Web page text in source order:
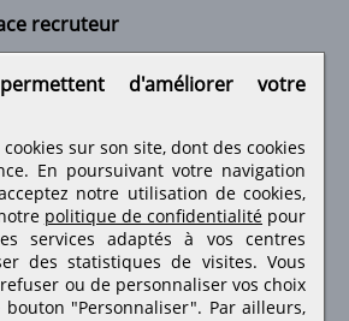
recruteur
sur les réseaux sociaux
d'améliorer votre
cookies sur son site, dont des cookies
En poursuivant votre navigation
notre utilisation de cookies,
politique de confidentialité pour
services adaptés à vos centres
des statistiques de visites.Vous
ou de personnaliser vos choix
"Personnaliser". Par ailleurs,